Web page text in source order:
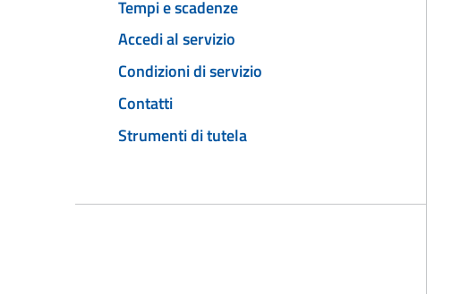
Tempi e scadenze
Accedi al servizio
Condizioni di servizio
Contatti
Strumenti di tutela